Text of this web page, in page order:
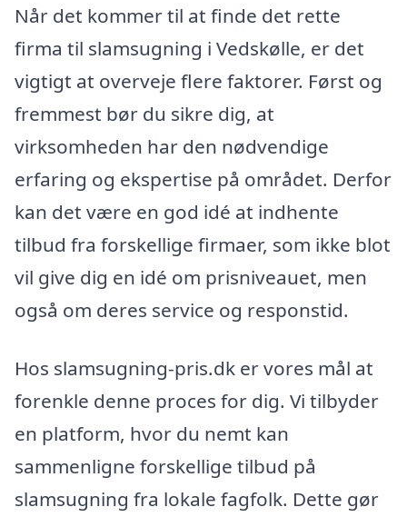
Når det kommer til at finde det rette
firma til slamsugning i Vedskølle, er det
vigtigt at overveje flere faktorer. Først og
fremmest bør du sikre dig, at
virksomheden har den nødvendige
erfaring og ekspertise på området. Derfor
kan det være en god idé at indhente
tilbud fra forskellige firmaer, som ikke blot
vil give dig en idé om prisniveauet, men
også om deres service og responstid.
Hos slamsugning-pris.dk er vores mål at
forenkle denne proces for dig. Vi tilbyder
en platform, hvor du nemt kan
sammenligne forskellige tilbud på
slamsugning fra lokale fagfolk. Dette gør